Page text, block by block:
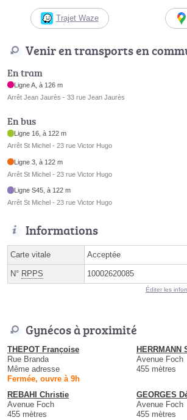
Trajet Waze
Venir en transports en
En tram
Ligne A, à 126 m
Arrêt Jean Jaurès - 33 rue Jean Jaurès
En bus
Ligne 16, à 122 m
Arrêt St Michel - 23 rue Victor Hugo
Ligne 3, à 122 m
Arrêt St Michel - 23 rue Victor Hugo
Ligne S45, à 122 m
Arrêt St Michel - 23 rue Victor Hugo
Informations
Carte vitale Acceptée
N° RPPS 10002620085
Éditer les
Gynécos à proximité
THEPOT Françoise
Rue Branda
Même adresse
Fermée, ouvre à 9h
HERRMANN
Avenue Foch
455 mètres
REBAHI Christie
Avenue Foch
455 mètres
GEORGES
Avenue Foch
455 mètres